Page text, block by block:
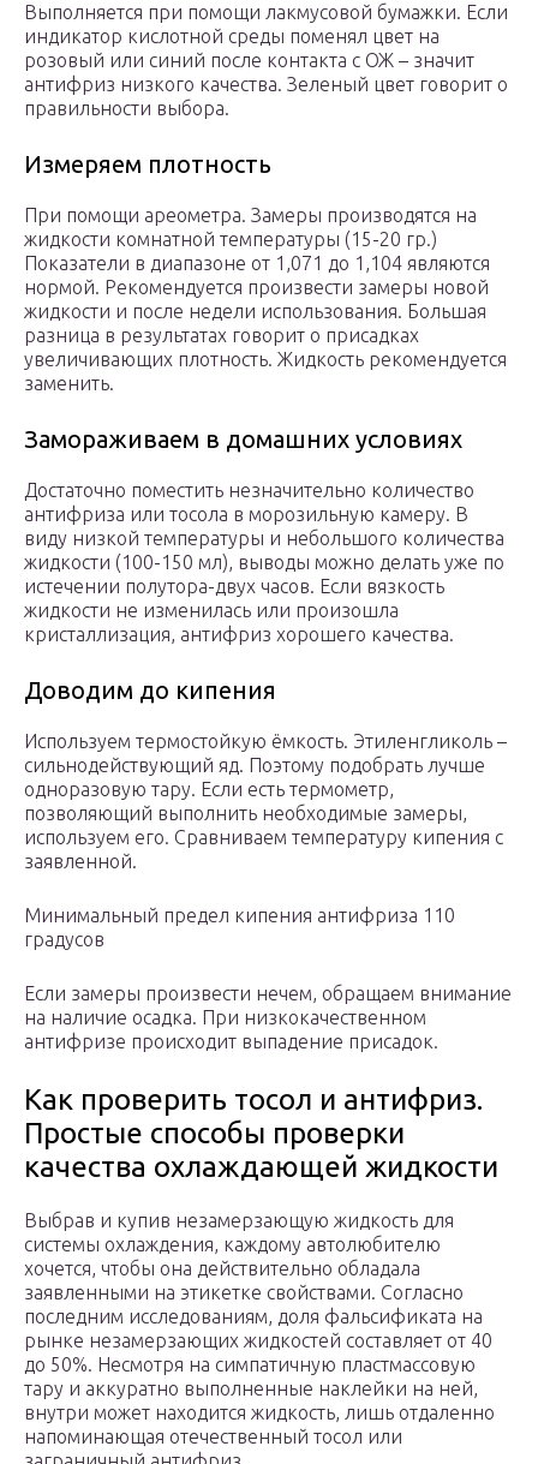
Выполняется при помощи лакмусовой бумажки. Если
индикатор кислотной среды поменял цвет на
розовый или синий после контакта с ОЖ – значит
антифриз низкого качества. Зеленый цвет говорит о
правильности выбора.
Измеряем плотность
При помощи ареометра. Замеры производятся на
жидкости комнатной температуры (15-20 гр.)
Показатели в диапазоне от 1,071 до 1,104 являются
нормой. Рекомендуется произвести замеры новой
жидкости и после недели использования. Большая
разница в результатах говорит о присадках
увеличивающих плотность. Жидкость рекомендуется
заменить.
Замораживаем в домашних условиях
Достаточно поместить незначительно количество
антифриза или тосола в морозильную камеру. В
виду низкой температуры и небольшого количества
жидкости (100-150 мл), выводы можно делать уже по
истечении полутора-двух часов. Если вязкость
жидкости не изменилась или произошла
кристаллизация, антифриз хорошего качества.
Доводим до кипения
Используем термостойкую ёмкость. Этиленгликоль –
сильнодействующий яд. Поэтому подобрать лучше
одноразовую тару. Если есть термометр,
позволяющий выполнить необходимые замеры,
используем его. Сравниваем температуру кипения с
заявленной.
Минимальный предел кипения антифриза 110
градусов
Если замеры произвести нечем, обращаем внимание
на наличие осадка. При низкокачественном
антифризе происходит выпадение присадок.
Как проверить тосол и антифриз.
Простые способы проверки
качества охлаждающей жидкости
Выбрав и купив незамерзающую жидкость для
системы охлаждения, каждому автолюбителю
хочется, чтобы она действительно обладала
заявленными на этикетке свойствами. Согласно
последним исследованиям, доля фальсификата на
рынке незамерзающих жидкостей составляет от 40
до 50%. Несмотря на симпатичную пластмассовую
тару и аккуратно выполненные наклейки на ней,
внутри может находится жидкость, лишь отдаленно
напоминающая отечественный тосол или